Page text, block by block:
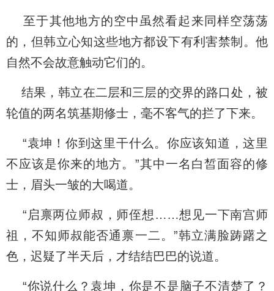
至于其他地方的空中虽然看起来同样空荡荡
的，但韩立心知这些地方都设下有利害禁制。他
自然不会故意触动它们的。
结果，韩立在二层和三层的交界的路口处，被
轮值的两名筑基期修士，毫不客气的拦了下来。
“袁坤！你到这里干什么。你应该知道，这里
不应该是你来的地方。”其中一名白皙面容的修
士，眉头一皱的大喝道。
“启禀两位师叔，师侄想……想见一下南宫师
祖，不知师叔能否通禀一二。”韩立满脸踌躇之
色，迟疑了半天后，才结结巴巴的说道。
“你说什么？袁坤，你是不是脑子不清楚了？